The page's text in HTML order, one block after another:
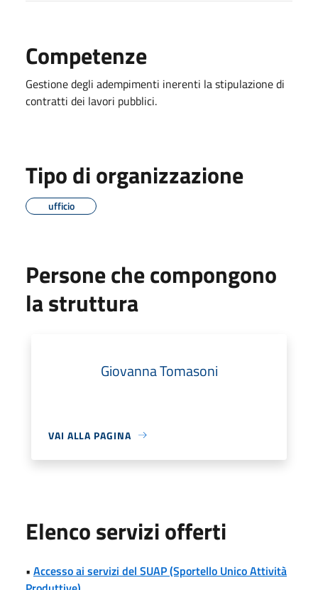
Competenze
Gestione degli adempimenti inerenti la stipulazione di
contratti dei lavori pubblici.
Tipo di organizzazione
ufficio
Persone che compongono
la struttura
Giovanna Tomasoni
VAI ALLA PAGINA
Elenco servizi offerti
• Accesso ai servizi del SUAP (Sportello Unico Attività